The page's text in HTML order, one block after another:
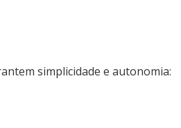
simplicidade e autonomia: